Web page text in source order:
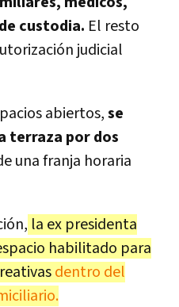
custodia. El resto
judicial
abiertos,se
terraza por dos
una franja horaria
la ex presidenta
habilitado para
dentro del